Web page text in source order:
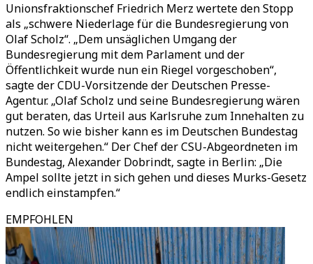
Unionsfraktionschef Friedrich Merz wertete den Stopp
als „schwere Niederlage für die Bundesregierung von
Olaf Scholz“. „Dem unsäglichen Umgang der
Bundesregierung mit dem Parlament und der
Öffentlichkeit wurde nun ein Riegel vorgeschoben“,
sagte der CDU-Vorsitzende der Deutschen Presse-
Agentur. „Olaf Scholz und seine Bundesregierung wären
gut beraten, das Urteil aus Karlsruhe zum Innehalten zu
nutzen. So wie bisher kann es im Deutschen Bundestag
nicht weitergehen.“ Der Chef der CSU-Abgeordneten im
Bundestag, Alexander Dobrindt, sagte in Berlin: „Die
Ampel sollte jetzt in sich gehen und dieses Murks-Gesetz
endlich einstampfen.“
EMPFOHLEN